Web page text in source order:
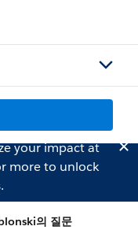
your impact at
more to unlock
의 질문